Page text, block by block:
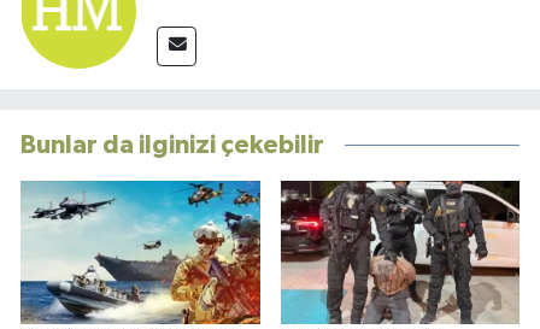
Bunlar da ilginizi çekebilir